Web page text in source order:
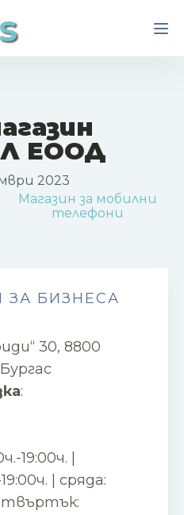
ЕООД
2023
Магазин за мобилни
телефони
БИЗНЕСА
30, 8800
:
19:00ч. |
| сряда: